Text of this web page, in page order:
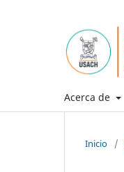
Acerca de
Inicio /